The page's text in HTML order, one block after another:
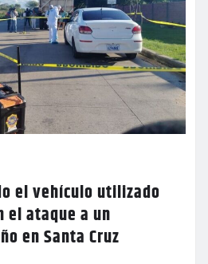
el vehículo utilizado
el ataque a un
en Santa Cruz